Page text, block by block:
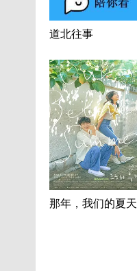
道北往事
那年，我们的夏天